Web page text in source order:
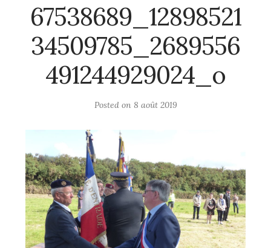
67538689_12898521
34509785_2689556
491244929024_o
Posted on 8 août 2019